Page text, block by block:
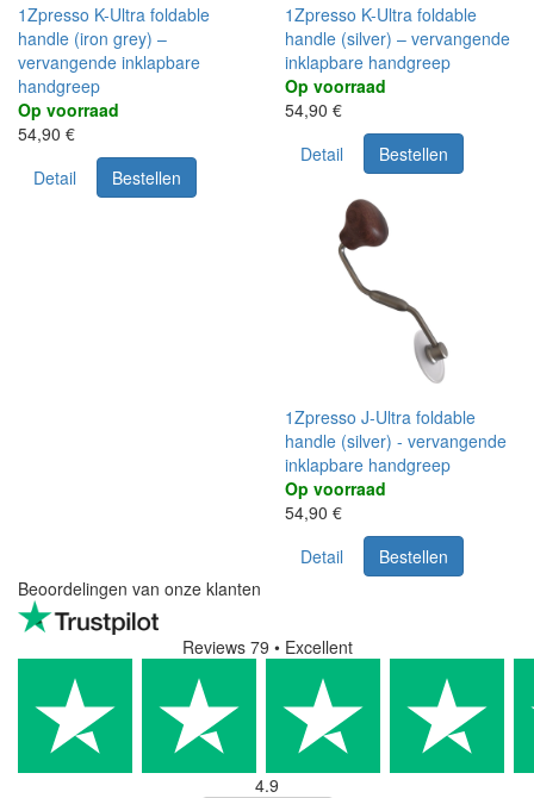
1Zpresso K-Ultra foldable
handle (iron grey) –
vervangende inklapbare
handgreep
Op voorraad
54,90 €
Detail
Bestellen
1Zpresso K-Ultra foldable
handle (silver) – vervangende
inklapbare handgreep
Op voorraad
54,90 €
Detail
Bestellen
1Zpresso J-Ultra foldable
handle (silver) - vervangende
inklapbare handgreep
Op voorraad
54,90 €
Detail
Bestellen
Beoordelingen van onze klanten
Reviews 79 • Excellent
4.9